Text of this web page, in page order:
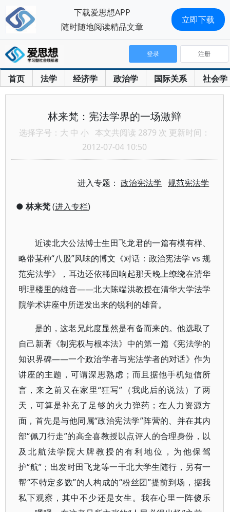
首页 法学 经济学 政治学 国际关系 社会学
登录 注册
林来梵：宪法学界的一场激辩
选择字号： 大 中 小 本文共阅读 2879 次 更新时间：
2012-07-04 10:50
进入专题：政治宪法学 规范宪法学
●林来梵(进入专栏)
近读北大公法博士生田飞龙君的一篇有模有样、
略带某种“八股”风味的博文《对话：政治宪法学 vs 规
范宪法学》，耳边还依稀回响起那天晚上缭绕在清华
明理楼里的雄音——北大陈端洪教授在清华大学法学
院学术讲座中所迸发出来的锐利的雄音。
是的，这老兄此度显然是有备而来的。他选取了
自己新著《制宪权与根本法》中的第一篇《宪法学的
知识界碑——一个政治学者与宪法学者的对话》作为
讲座的主题，可谓深思熟虑；而且据他手机短信所
言，来之前又在家里“狂写”（我此后的说法）了两
天，可算是补充了足够的火力弹药；在人力资源方
面，首先是与他同属“政治宪法学”阵营的、并在其内
部“佩刀行走”的高全喜教授以点评人的合理身份，以
及北航法学院大牌教授的有利地位，为他保驾
护“航”；出发时田飞龙等一干北大学生随行，另有一
帮“不特定多数”的人构成的“粉丝团”提前到场，据我
私下观察，其中不少还是女生。我在心里一阵傻乐
下载爱思想APP
随时随地阅读精品文章
立即下载